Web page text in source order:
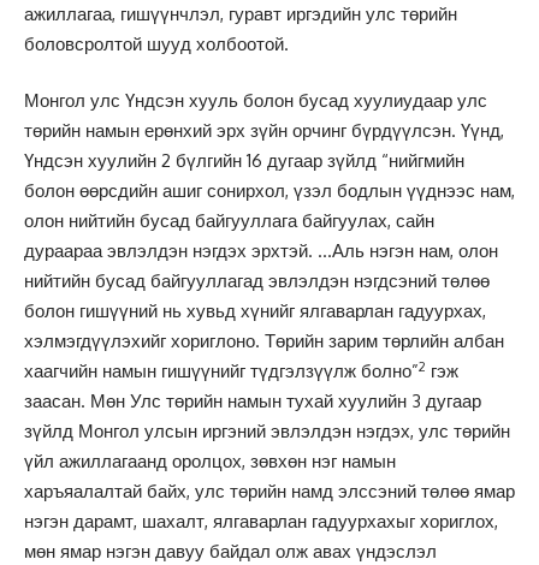
ажиллагаа, гишүүнчлэл, гуравт иргэдийн улс төрийн
боловсролтой шууд холбоотой.
Монгол улс Үндсэн хууль болон бусад хуулиудаар улс
төрийн намын ерөнхий эрх зүйн орчинг бүрдүүлсэн. Үүнд,
Үндсэн хуулийн 2 бүлгийн 16 дугаар зүйлд “нийгмийн
болон өөрсдийн ашиг сонирхол, үзэл бодлын үүднээс нам,
олон нийтийн бусад байгууллага байгуулах, сайн
дураараа эвлэлдэн нэгдэх эрхтэй. …Аль нэгэн нам, олон
нийтийн бусад байгууллагад эвлэлдэн нэгдсэний төлөө
болон гишүүний нь хувьд хүнийг ялгаварлан гадуурхах,
хэлмэгдүүлэхийг хориглоно. Төрийн зарим төрлийн албан
хаагчийн намын гишүүнийг түдгэлзүүлж болно”2 гэж
заасан. Мөн Улс төрийн намын тухай хуулийн 3 дугаар
зүйлд Монгол улсын иргэний эвлэлдэн нэгдэх, улс төрийн
үйл ажиллагаанд оролцох, зөвхөн нэг намын
харъяалалтай байх, улс төрийн намд элссэний төлөө ямар
нэгэн дарамт, шахалт, ялгаварлан гадуурхахыг хориглох,
мөн ямар нэгэн давуу байдал олж авах үндэслэл